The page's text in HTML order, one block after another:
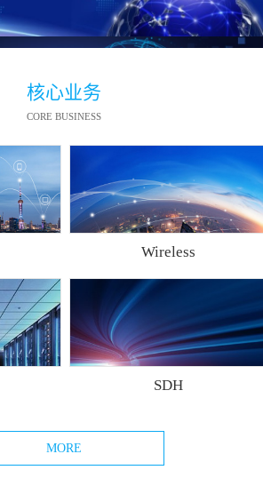
核心业务
CORE BUSINESS
Wireless
SDH
MORE